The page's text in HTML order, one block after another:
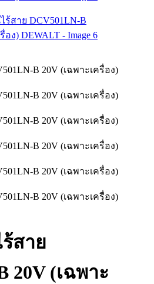
สาย
20V (เฉพาะ